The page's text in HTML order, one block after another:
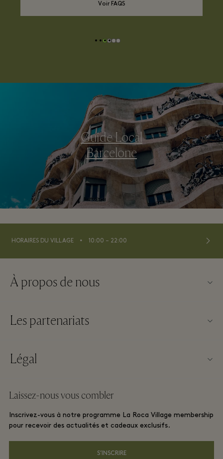
Voir FAQS
Guide Local
Barcelone
HORAIRES DU VILLAGE ⬩ 10:00 – 22:00
À propos de nous
À propos de La Roca Village
Télécharger l’appli
Carte Cadeau
FAQ
Les partenariats
Devenir partenaire
Légal
Conditions Générales Relatives à La Roca Village membership
Laissez-nous vous combler
Inscrivez-vous à notre programme La Roca Village membership
pour recevoir des actualités et cadeaux exclusifs.
S’INSCRIRE